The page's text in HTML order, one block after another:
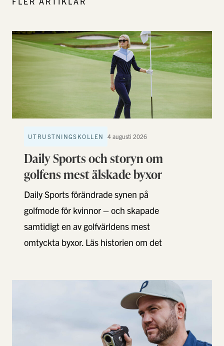
UTRUSTNINGSKOLLEN 4 augusti 2026
Daily Sports och storyn om
golfens mest älskade byxor
Daily Sports förändrade synen på
golfmode för kvinnor – och skapade
samtidigt en av golfvärldens mest
omtyckta byxor. Läs historien om det